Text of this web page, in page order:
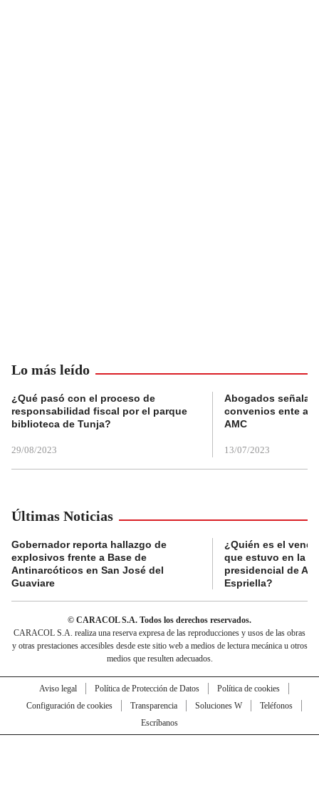
Lo más leído
¿Qué pasó con el proceso de
responsabilidad fiscal por el parque
biblioteca de Tunja?
29/08/2023
Abogados
convenios ente
AMC
13/07/2023
Últimas Noticias
Gobernador reporta hallazgo de
explosivos frente a Base de
Antinarcóticos en San José del
Guaviare
¿Quién es el
que estuvo en la
presidencial de
Espriella?
© CARACOL S.A. Todos los derechos reservados.
CARACOL S.A. realiza una reserva expresa de las reproducciones y usos de las obras
y otras prestaciones accesibles desde este sitio web a medios de lectura mecánica u otros
medios que resulten adecuados.
Aviso legal Política de Protección de Datos
Política de cookies
Configuración de cookies
Transparencia Soluciones W
Teléfonos
Escríbanos